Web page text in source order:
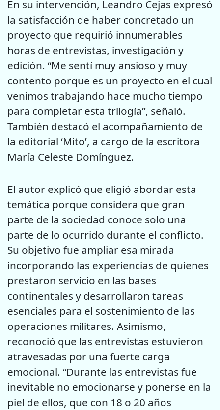
En su intervención, Leandro Cejas expresó
la satisfacción de haber concretado un
proyecto que requirió innumerables
horas de entrevistas, investigación y
edición. “Me sentí muy ansioso y muy
contento porque es un proyecto en el cual
venimos trabajando hace mucho tiempo
para completar esta trilogía”, señaló.
También destacó el acompañamiento de
la editorial ‘Mito’, a cargo de la escritora
María Celeste Domínguez.
El autor explicó que eligió abordar esta
temática porque considera que gran
parte de la sociedad conoce solo una
parte de lo ocurrido durante el conflicto.
Su objetivo fue ampliar esa mirada
incorporando las experiencias de quienes
prestaron servicio en las bases
continentales y desarrollaron tareas
esenciales para el sostenimiento de las
operaciones militares. Asimismo,
reconoció que las entrevistas estuvieron
atravesadas por una fuerte carga
emocional. “Durante las entrevistas fue
inevitable no emocionarse y ponerse en la
piel de ellos, que con 18 o 20 años